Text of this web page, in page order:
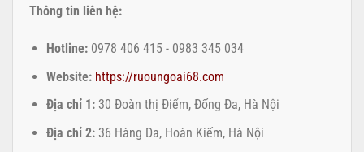
Thông tin liên hệ:
Hotline:0978 406 415 - 0983 345 034
Website: https://ruoungoai68.com
Địa chỉ 1:30 Đoàn thị Điểm, Đống Đa, Hà Nội
Địa chỉ 2:36 Hàng Da, Hoàn Kiếm, Hà Nội